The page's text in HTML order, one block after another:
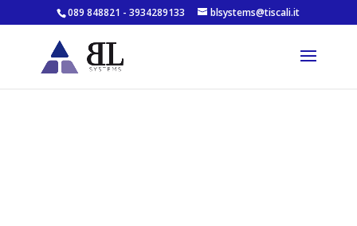
089 848821 - 3934289133 blsystems@tiscali.it